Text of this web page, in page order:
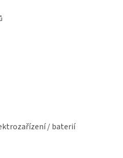
/ baterií